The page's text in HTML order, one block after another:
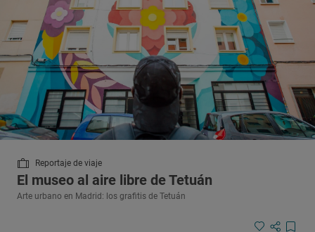
Reportaje de viaje
El museo al aire libre de Tetuán
Arte urbano en Madrid: los grafitis de Tetuán